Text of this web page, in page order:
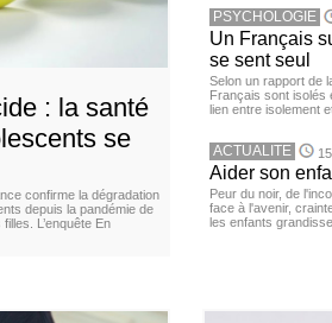
: la santé
se
confirme la dégradation
depuis la pandémie de
L’enquête En
PSYCHOLOGIE
Un Français
se sent seul
Selon un rapport de
Français sont isolés
lien entre isolement
ACTUALITE
Aider son
Peur du noir, de
face à l'avenir,
les enfants